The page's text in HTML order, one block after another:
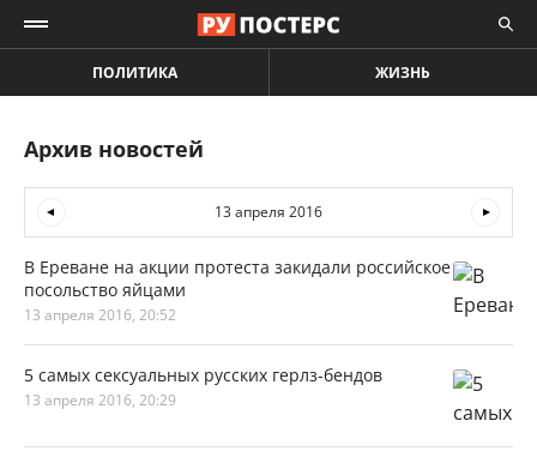
ПОЛИТИКА ЖИЗНЬ
Архив новостей
13 апреля 2016
В Ереване на акции протеста закидали российское
посольство яйцами
13 апреля 2016, 20:52
5 самых сексуальных русских герлз-бендов
13 апреля 2016, 20:29